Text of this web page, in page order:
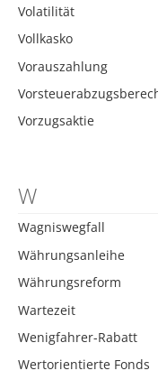
Volatilität
Vollkasko
Vorauszahlung
Vorzugsaktie
W
Wagniswegfall
Währungsanleihe
Währungsreform
Wartezeit
Wenigfahrer-Rabatt
Wertorientierte Fonds